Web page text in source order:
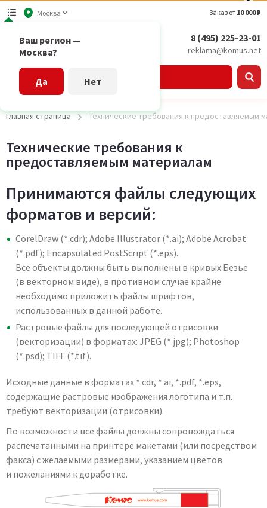
Москва
Ваш регион —
Москва?
Да Нет
Заказ от 10 000 ₽
8 (495) 225-23-01
reklama@komus.net
Главная страница Технические требования к предоставляемым
Технические требования к
предоставляемым материалам
Принимаются файлы следующих
форматов и версий:
CorelDraw (*.cdr); Adobe Illustrator (*.ai); Adobe Acrobat
(*.pdf); Encapsulated PostScript (*.eps).
Все объекты должны быть выполнены в кривых Безье
(в векторном виде), в противном случае крайне
необходимо приложить файлы шрифтов,
использованных в данной работе.
Растровые файлы для последующей отрисовки
(векторизации) в форматах: JPEG (*.jpg); Photoshop
(*.psd); TIFF (*.tif).
Исходные данные в форматах *.cdr, *.ai, *.pdf, *.eps,
содержащие растровые изображения логотипа и т.п.
требуют векторизации (отрисовки).
По возможности все файлы должны сопровождаться
распечатанными на принтере макетами (или посредством
факса) с желаемыми размерами, указанием цветов
и пожеланиями к доработке.